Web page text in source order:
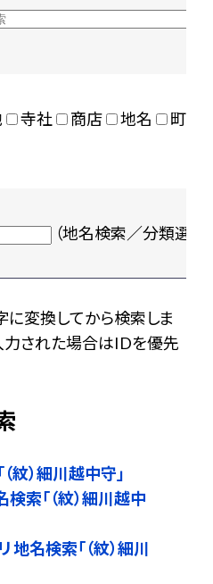
寺社 商店 地名
町村
（地名検索／分類選択
変換してから検索しま
力された場合はIDを優先
紋）細川越中守」
索「（紋）細川越中
地名検索「（紋）細川